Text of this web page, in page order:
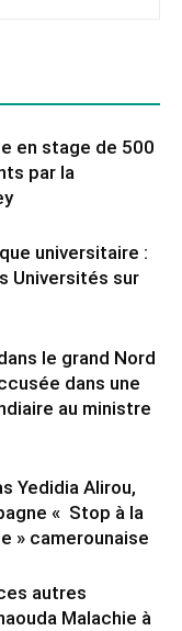
en stage de 500
par la
universitaire :
Universités sur
le grand Nord
dans une
au ministre
Yedidia Alirou,
« Stop à la
» camerounaise
autres
Malachie à